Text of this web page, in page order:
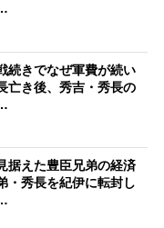
続きでなぜ軍費が続い
き後、秀吉・秀長の
据えた豊臣兄弟の経済
・秀長を紀伊に転封し